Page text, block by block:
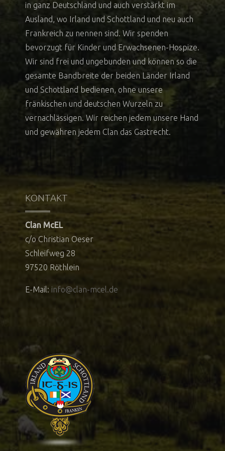
in ganz Deutschland und auch verstärkt im
Ausland, wo Irland und Schottland und neu auch
Frankreich zu nennen sind. Wir spenden
bevorzugt für Kinder und Erwachsenen-Hospize.
Wir sind frei und ungebunden und können so die
gesamte Bandbreite der beiden Länder Irland
und Schottland bedienen, ohne unsere
fränkischen und deutschen Wurzeln zu
vernachlässigen. Wir reichen jedem unsere Hand
und gewähren jedem Clan das Gastrecht.
KONTAKT
Clan McEL
c/o Christian Oeser
Schleifweg 28
97520 Röthlein
E-Mail: info@clan-mcel.de